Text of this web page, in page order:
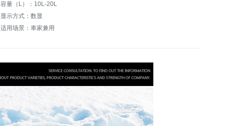
容量（L）：10L-20L
显示方式：数显
适用场景：車家兼用